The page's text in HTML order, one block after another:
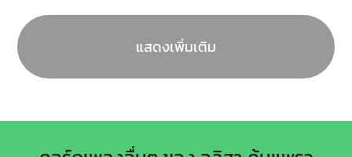
แสดงเพิ่มเติม